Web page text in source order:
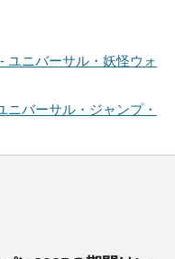
ユニバーサル・妖怪ウォ
ニバーサル・ジャンプ・